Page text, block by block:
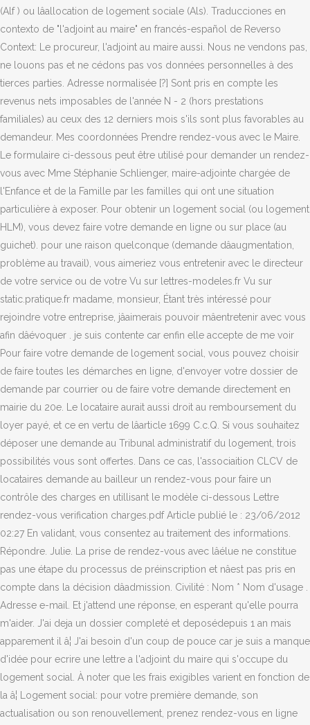
(Alf ) ou lâallocation de logement sociale (Als). Traducciones en
contexto de "l'adjoint au maire" en francés-español de Reverso
Context: Le procureur, l'adjoint au maire aussi. Nous ne vendons pas,
ne louons pas et ne cédons pas vos données personnelles à des
tierces parties. Adresse normalisée [?] Sont pris en compte les
revenus nets imposables de l'année N - 2 (hors prestations
familiales) au ceux des 12 derniers mois s'ils sont plus favorables au
demandeur. Mes coordonnées Prendre rendez-vous avec le Maire.
Le formulaire ci-dessous peut être utilisé pour demander un rendez-
vous avec Mme Stéphanie Schlienger, maire-adjointe chargée de
l'Enfance et de la Famille par les familles qui ont une situation
particulière à exposer. Pour obtenir un logement social (ou logement
HLM), vous devez faire votre demande en ligne ou sur place (au
guichet). pour une raison quelconque (demande dâaugmentation,
problème au travail), vous aimeriez vous entretenir avec le directeur
de votre service ou de votre Vu sur lettres-modeles.fr Vu sur
static.pratique.fr madame, monsieur, Étant très intéressé pour
rejoindre votre entreprise, jâaimerais pouvoir mâentretenir avec vous
afin dâévoquer . je suis contente car enfin elle accepte de me voir
Pour faire votre demande de logement social, vous pouvez choisir
de faire toutes les démarches en ligne, d'envoyer votre dossier de
demande par courrier ou de faire votre demande directement en
mairie du 20e. Le locataire aurait aussi droit au remboursement du
loyer payé, et ce en vertu de lâarticle 1699 C.c.Q. Si vous souhaitez
déposer une demande au Tribunal administratif du logement, trois
possibilités vous sont offertes. Dans ce cas, l'associaition CLCV de
locataires demande au bailleur un rendez-vous pour faire un
contrôle des charges en utillisant le modèle ci-dessous Lettre
rendez-vous verification charges.pdf Article publié le : 23/06/2012
02:27 En validant, vous consentez au traitement des informations.
Répondre. Julie. La prise de rendez-vous avec lâélue ne constitue
pas une étape du processus de préinscription et nâest pas pris en
compte dans la décision dâadmission. Civilité : Nom * Nom d'usage .
Adresse e-mail. Et j'attend une réponse, en esperant qu'elle pourra
m'aider. J'ai deja un dossier completé et deposédepuis 1 an mais
apparement il â¦ J'ai besoin d'un coup de pouce car je suis a manque
d'idée pour ecrire une lettre a l'adjoint du maire qui s'occupe du
logement social. À noter que les frais exigibles varient en fonction de
la â¦ Logement social: pour votre première demande, son
actualisation ou son renouvellement, prenez rendez-vous en ligne